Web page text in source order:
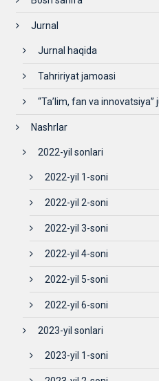
Jurnal
Jurnal haqida
Tahririyat jamoasi
“Ta’lim, fan va innovatsiya”
Nashrlar
2022-yil sonlari
2022-yil 1-soni
2022-yil 2-soni
2022-yil 3-soni
2022-yil 4-soni
2022-yil 5-soni
2022-yil 6-soni
2023-yil sonlari
2023-yil 1-soni